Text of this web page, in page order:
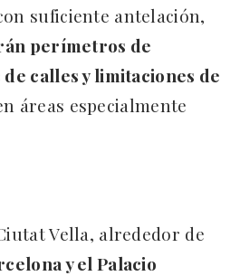
suficiente antelación,
perímetros de
calles y limitaciones de
áreas especialmente
Vella, alrededor de
y el Palacio